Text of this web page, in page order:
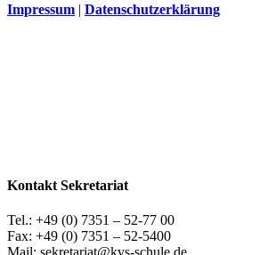
Impressum | Datenschutzerklärung
Kontakt Sekretariat
Tel.: +49 (0) 7351 – 52-77 00
Fax: +49 (0) 7351 – 52-5400